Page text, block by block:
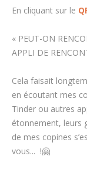
En cliquant sur le
« PEUT-ON
APPLI DE
Cela faisait
en écoutant mes
Tinder ou autres
étonnement, leurs
de mes copines
vous... !🤗